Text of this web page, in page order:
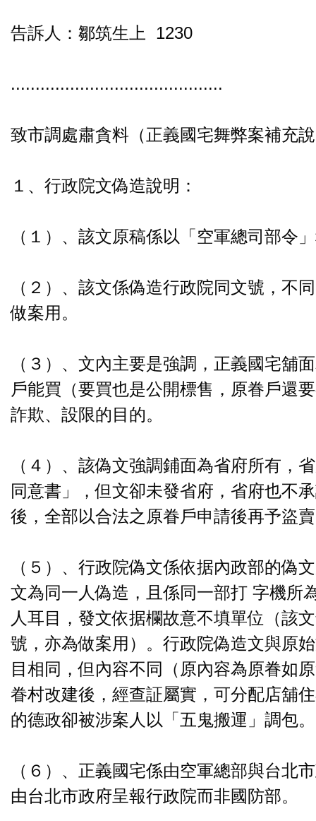
告訴人：鄒筑生上 1230
...........................................
致市調處肅貪料（正義國宅舞弊案補充
１、行政院文偽造說明：
（１）、該文原稿係以「空軍總司部令
（２）、該文係偽造行政院同文號，不
做案用。
（３）、文內主要是強調，正義國宅舖
戶能買（要買也是公開標售，原眷戶還
詐欺、設限的目的。
（４）、該偽文強調鋪面為省府所有，
同意書」，但文卻未發省府，省府也不
後，全部以合法之原眷戶申請後再予盜
（５）、行政院偽文係依据內政部的偽
文為同一人偽造，且係同一部打 字機所
人耳目，發文依据欄故意不填單位（該
號，亦為做案用）。行政院偽造文與原
目相同，但內容不同（原內容為原眷如
眷村改建後，經查証屬實，可分配店舖
的德政卻被涉案人以「五鬼搬運」調包。
（６）、正義國宅係由空軍總部與台北
由台北市政府呈報行政院而非國防部。